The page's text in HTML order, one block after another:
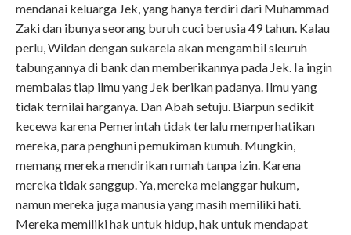
mendanai keluarga Jek, yang hanya terdiri dari Muhammad
Zaki dan ibunya seorang buruh cuci berusia 49 tahun. Kalau
perlu, Wildan dengan sukarela akan mengambil sleuruh
tabungannya di bank dan memberikannya pada Jek. Ia ingin
membalas tiap ilmu yang Jek berikan padanya. Ilmu yang
tidak ternilai harganya. Dan Abah setuju. Biarpun sedikit
kecewa karena Pemerintah tidak terlalu memperhatikan
mereka, para penghuni pemukiman kumuh. Mungkin,
memang mereka mendirikan rumah tanpa izin. Karena
mereka tidak sanggup. Ya, mereka melanggar hukum,
namun mereka juga manusia yang masih memiliki hati.
Mereka memiliki hak untuk hidup, hak untuk mendapat